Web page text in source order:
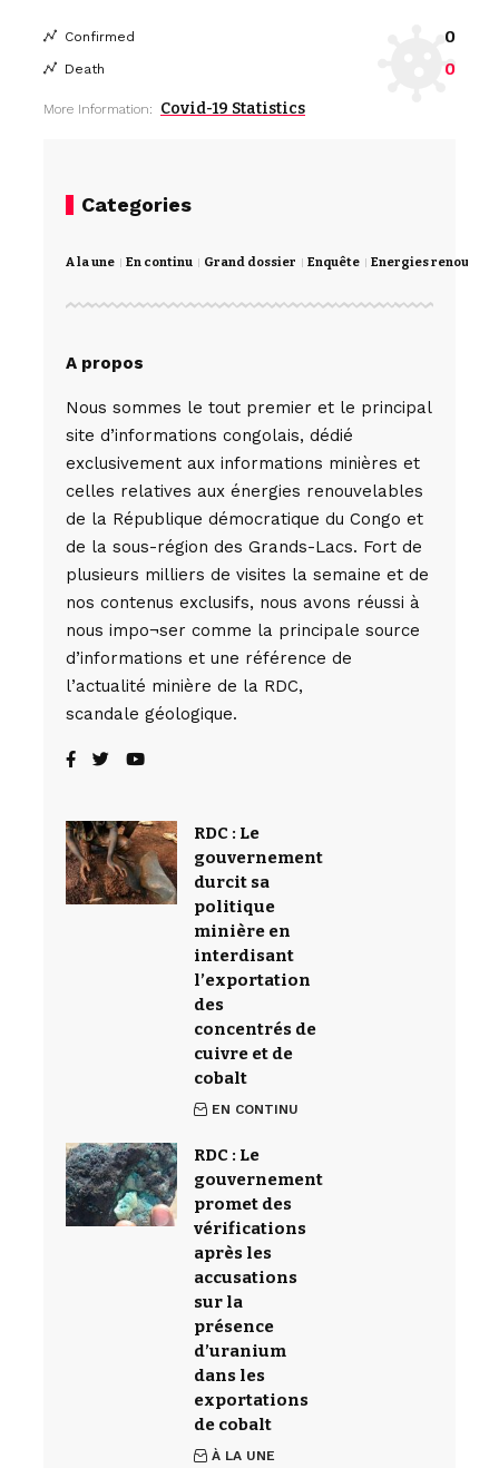
Confirmed 0
Death 0
More Information: Covid-19 Statistics
Categories
A la une En continu Grand dossier Enquête Energies
A propos
Nous sommes le tout premier et le principal
site d’informations congolais, dédié
exclusivement aux informations minières et
celles relatives aux énergies renouvelables
de la République démocratique du Congo et
de la sous-région des Grands-Lacs. Fort de
plusieurs milliers de visites la semaine et de
nos contenus exclusifs, nous avons réussi à
nous impo¬ser comme la principale source
d’informations et une référence de
l’actualité minière de la RDC,
scandale géologique.
RDC : Le
gouvernement
durcit sa
politique
minière en
interdisant
l’exportation
des
concentrés de
cuivre et de
cobalt
EN CONTINU
RDC : Le
gouvernement
promet des
vérifications
après les
accusations
sur la
présence
d’uranium
dans les
exportations
de cobalt
À LA UNE